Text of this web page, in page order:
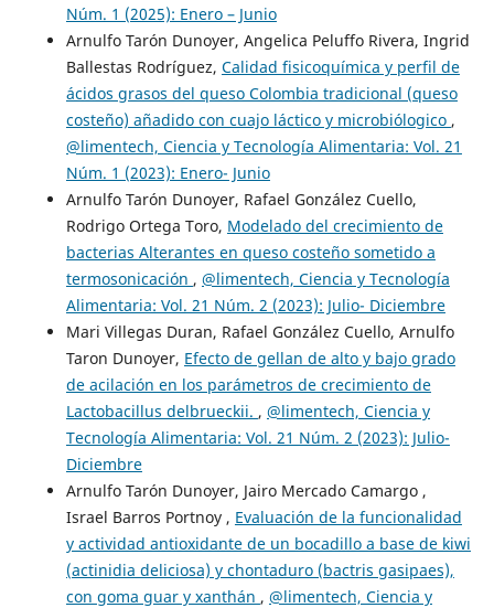
Núm. 1 (2025): Enero – Junio
Arnulfo Tarón Dunoyer, Angelica Peluffo Rivera, Ingrid
Ballestas Rodríguez, Calidad fisicoquímica y perfil de
ácidos grasos del queso Colombia tradicional (queso
costeño) añadido con cuajo láctico y microbiólogico ,
@limentech, Ciencia y Tecnología Alimentaria: Vol. 21
Núm. 1 (2023): Enero- Junio
Arnulfo Tarón Dunoyer, Rafael González Cuello,
Rodrigo Ortega Toro, Modelado del crecimiento de
bacterias Alterantes en queso costeño sometido a
termosonicación , @limentech, Ciencia y Tecnología
Alimentaria: Vol. 21 Núm. 2 (2023): Julio- Diciembre
Mari Villegas Duran, Rafael González Cuello, Arnulfo
Taron Dunoyer, Efecto de gellan de alto y bajo grado
de acilación en los parámetros de crecimiento de
Lactobacillus delbrueckii. , @limentech, Ciencia y
Tecnología Alimentaria: Vol. 21 Núm. 2 (2023): Julio-
Diciembre
Arnulfo Tarón Dunoyer, Jairo Mercado Camargo ,
Israel Barros Portnoy , Evaluación de la funcionalidad
y actividad antioxidante de un bocadillo a base de kiwi
(actinidia deliciosa) y chontaduro (bactris gasipaes),
con goma guar y xanthán , @limentech, Ciencia y